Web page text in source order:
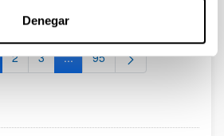
Denegar
Página
2 Página
3 ...Páginas intermedias Use TAB
Página
95